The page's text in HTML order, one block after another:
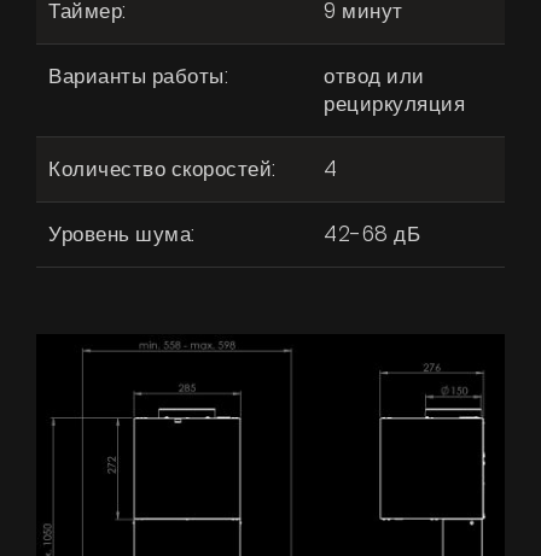
Таймер: 9 минут
Варианты работы:
отвод или
рециркуляция
Количество скоростей: 4
Уровень шума: 42-68 дБ